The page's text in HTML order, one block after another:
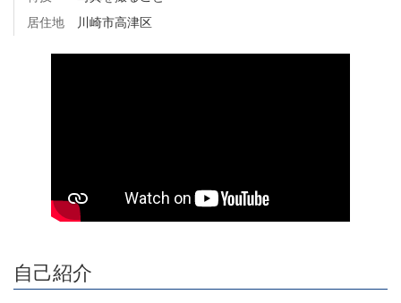
居住地
川崎市高津区
自己紹介